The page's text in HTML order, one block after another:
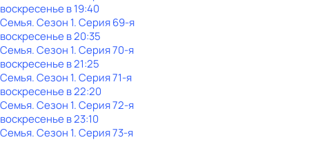
воскресенье в19:40
Семья. Сезон 1. Серия 69-я
воскресенье в20:35
Семья. Сезон 1. Серия 70-я
воскресенье в21:25
Семья. Сезон 1. Серия 71-я
воскресенье в22:20
Семья. Сезон 1. Серия 72-я
воскресенье в23:10
Семья. Сезон 1. Серия 73-я